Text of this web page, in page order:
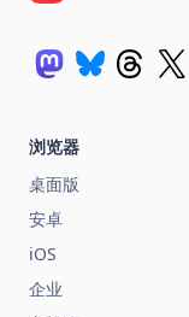
浏览器
桌面版
安卓
iOS
企业